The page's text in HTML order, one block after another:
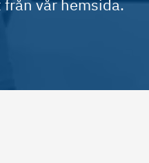
vår hemsida.